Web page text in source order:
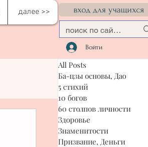
далее >> вход для учащихся
Войти
All Posts
Ба-цзы основы, Дао
5 стихий
10 богов
60 столпов личности
Здоровье
Знаменитости
Призвание, Деньги